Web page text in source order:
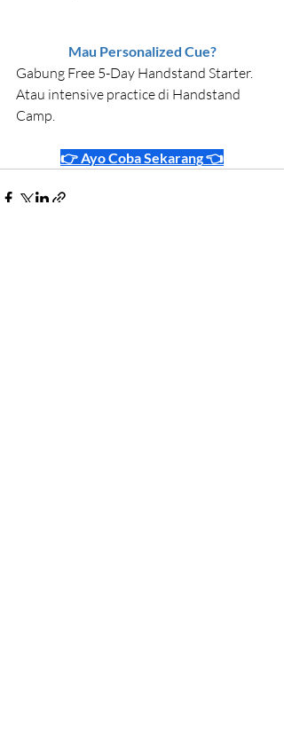
Mau Personalized Cue?
Gabung Free 5-Day Handstand Starter.
Atau intensive practice di Handstand
Camp.
👉 Ayo Coba Sekarang 👈